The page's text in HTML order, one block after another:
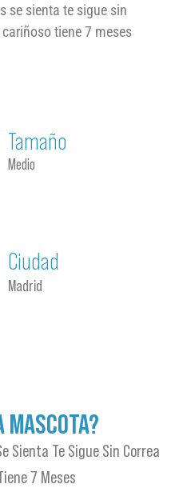
se sienta te sigue sin
tiene 7 meses
Tamaño
Medio
Ciudad
Madrid
MASCOTA?
Sienta Te Sigue Sin Correa
7 Meses